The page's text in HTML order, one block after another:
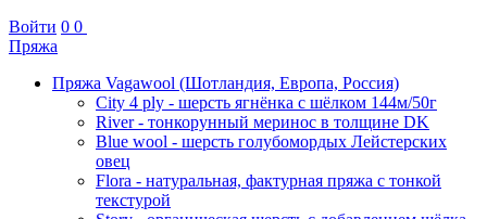
Войти 0 0
Пряжа
Пряжа Vagawool (Шотландия, Европа, Россия)
City 4 ply - шерсть ягнёнка с шёлком 144м/50г
River - тонкорунный меринос в толщине DK
Blue wool - шерсть голубомордых Лейстерских
овец
Flora - натуральная, фактурная пряжа с тонкой
текстурой